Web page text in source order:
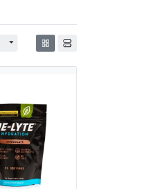
umschalten
Dropdown umschalten